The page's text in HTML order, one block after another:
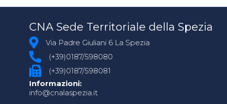
CNA Sede Territoriale della Spezia
Via Padre Giuliani 6 La Spezia
(+39)0187/598080
(+39)0187/598081
Informazioni:
info@cnalaspezia.it